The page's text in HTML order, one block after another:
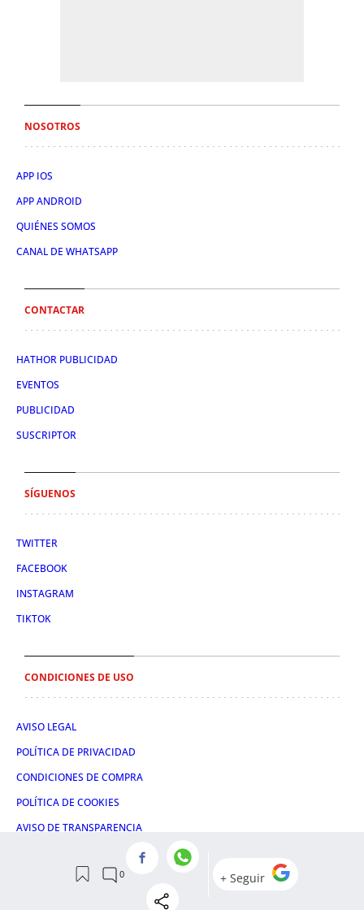
NOSOTROS
APP IOS
APP ANDROID
QUIÉNES SOMOS
CANAL DE WHATSAPP
CONTACTAR
HATHOR PUBLICIDAD
EVENTOS
PUBLICIDAD
SUSCRIPTOR
SÍGUENOS
TWITTER
FACEBOOK
INSTAGRAM
TIKTOK
CONDICIONES DE USO
AVISO LEGAL
POLÍTICA DE PRIVACIDAD
CONDICIONES DE COMPRA
POLÍTICA DE COOKIES
AVISO DE TRANSPARENCIA